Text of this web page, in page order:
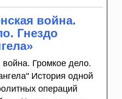
война.
Гнездо
война. Громкое дело.
История одной
операций